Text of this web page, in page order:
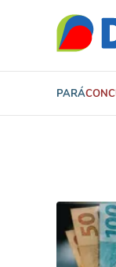
PARÁ